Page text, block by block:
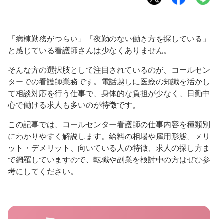
「病棟勤務がつらい」「夜勤のない働き方を探している」
と感じている看護師さんは少なくありません。
そんな方の選択肢として注目されているのが、コールセン
ターでの看護師業務です。電話越しに医療の知識を活かし
て相談対応を行う仕事で、身体的な負担が少なく、日勤中
心で働ける求人も多いのが特徴です。
この記事では、コールセンター看護師の仕事内容を種類別
にわかりやすく解説します。給料の相場や雇用形態、メリ
ット・デメリット、向いている人の特徴、求人の探し方ま
で網羅していますので、転職や副業を検討中の方はぜひ参
考にしてください。